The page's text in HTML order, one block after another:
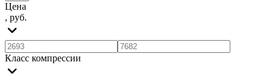
Цена
, руб.
Класс компрессии